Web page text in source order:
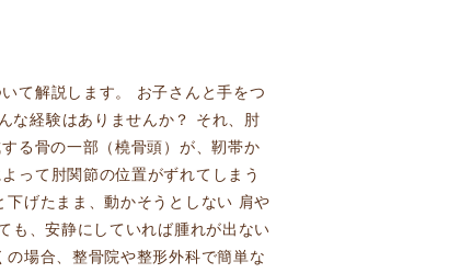
て解説します。 お子さんと手をつ
な経験はありませんか？ それ、肘
る骨の一部（橈骨頭）が、靭帯か
って肘関節の位置がずれてしまう
げたまま、動かそうとしない 肩や
も、安静にしていれば腫れが出ない
場合、整骨院や整形外科で簡単な